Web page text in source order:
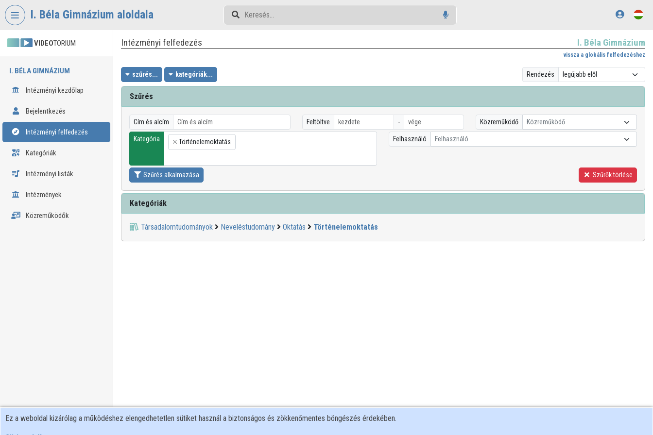
Fejléc kihagyása
I. Béla Gimnázium aloldala
VIDEOTORIUM
I. BÉLA GIMNÁZIUM
Intézményi kezdőlap
Bejelentkezés
Intézményi felfedezés
Kategóriák
Intézményi listák
Intézmények
Közreműködők
Intézményi felfedezés I. Béla Gimnázium
vissza a globális felfedezéshez
szűrés... kategóriák... Rendezés
Szűrés
Cím és alcím Feltöltve - Közreműködő Közreműködő
Kategória
×
Történelemoktatás Felhasználó Felhasználó
Szűrés alkalmazása Szűrők törlése
Kategóriák
Társadalomtudományok Neveléstudomány Oktatás Történelemoktatás
Ez a weboldal kizárólag a működéshez elengedhetetlen sütiket használ a biztonságos és zökkenőmentes böngészés érdekében.